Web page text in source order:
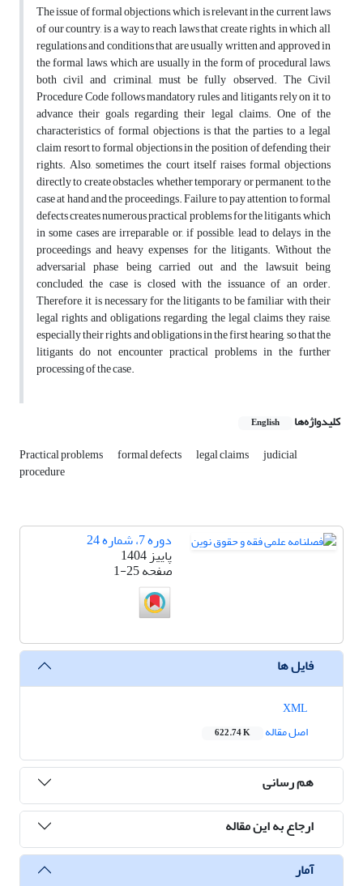
The issue of formal objections, which is relevant in the current laws
of our country, is a way to reach laws that create rights, in which all
regulations and conditions that are usually written and approved in
the formal laws, which are usually in the form of procedural laws,
both civil and criminal, must be fully observed. The Civil
Procedure Code follows mandatory rules and litigants rely on it to
advance their goals regarding their legal claims. One of the
characteristics of formal objections is that the parties to a legal
claim resort to formal objections in the position of defending their
rights. Also, sometimes the court itself raises formal objections
directly to create obstacles, whether temporary or permanent, to the
case at hand and the proceedings. Failure to pay attention to formal
defects creates numerous practical problems for the litigants, which
in some cases are irreparable or, if possible, lead to delays in the
proceedings and heavy expenses for the litigants. Without the
adversarial phase being carried out and the lawsuit being
concluded, the case is closed with the issuance of an order.
Therefore, it is necessary for the litigants to be familiar with their
legal rights and obligations regarding the legal claims they raise,
especially their rights and obligations in the first hearing, so that the
litigants do not encounter practical problems in the further
processing of the case.
کلیدواژه‌ها English
Practical problems formal defects legal claims judicial
procedure
دوره 7، شماره 24
پاییز 1404
صفحه1-25
فایل ها
اصل مقاله
622.74 K
هم رسانی
ارجاع به این مقاله
آمار